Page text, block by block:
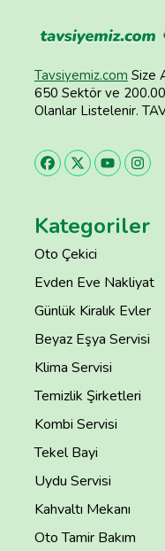
Tavsiyemiz.com Size
650 Sektör ve
Olanlar Listelenir.
Kategoriler
Oto Çekici
Evden Eve Nakliyat
Günlük Kiralık Evler
Beyaz Eşya Servisi
Klima Servisi
Temizlik Şirketleri
Kombi Servisi
Tekel Bayi
Uydu Servisi
Kahvaltı Mekanı
Oto Tamir Bakım